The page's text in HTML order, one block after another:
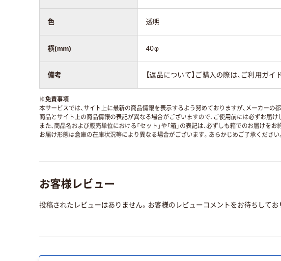
色 透明
横(mm) 40φ
備考 【返品について】ご購入の際は、ご利用ガイ
※免責事項
本サービスでは、サイト上に最新の商品情報を表示するよう努めておりますが、メーカーの都
商品とサイト上の商品情報の表記が異なる場合がございますので、ご使用前には必ずお届
また、商品名および販売単位における「セット」や「箱」の表記は、必ずしも箱でのお届けを
お届け形態は倉庫の在庫状況等により異なる場合がございます。あらかじめご了承ください
お客様レビュー
投稿されたレビューはありません。お客様のレビューコメントをお待ちしてお